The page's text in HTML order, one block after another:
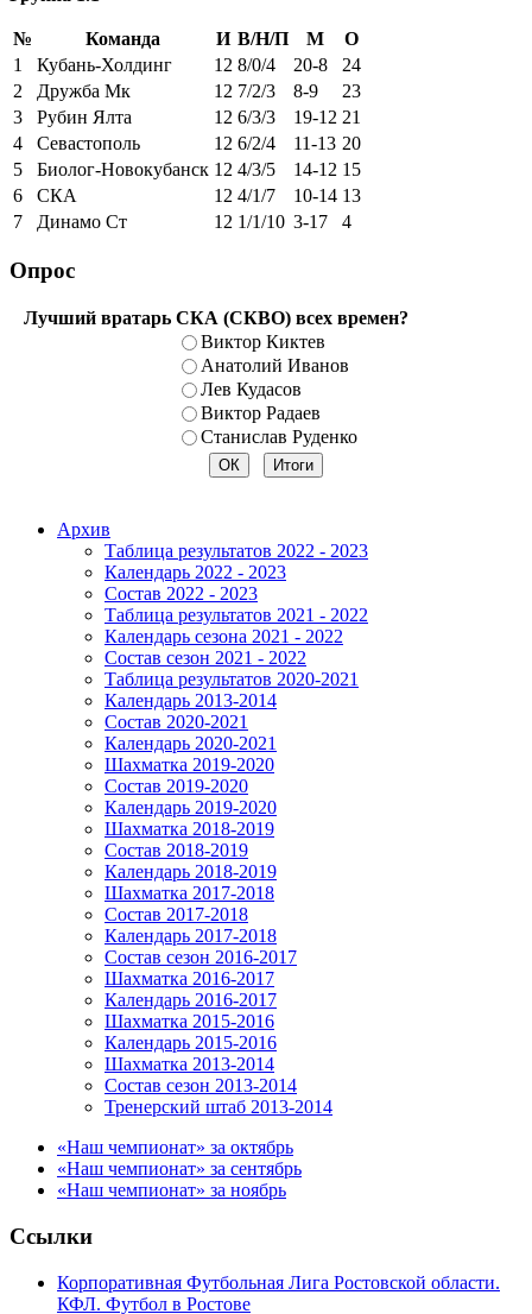
№ Команда И В/Н/П М
О
1
Кубань-Холдинг 12 8/0/4 20-8
24
2
Дружба Мк 12 7/2/3 8-9
23
3
Рубин Ялта 12 6/3/3 19-12 21
4
Севастополь 12 6/2/4 11-13 20
5
Биолог-Новокубанск 12 4/3/5 14-12 15
6
СКА 12 4/1/7 10-14 13
7
Динамо Ст 12 1/1/10 3-17 4
Опрос
Лучший вратарь СКА (СКВО) всех времен?
Виктор Киктев
Анатолий Иванов
Лев Кудасов
Виктор Радаев
Станислав Руденко
Архив
Таблица результатов 2022 - 2023
Календарь 2022 - 2023
Состав 2022 - 2023
Таблица результатов 2021 - 2022
Календарь сезона 2021 - 2022
Состав сезон 2021 - 2022
Таблица результатов 2020-2021
Календарь 2013-2014
Состав 2020-2021
Календарь 2020-2021
Шахматка 2019-2020
Состав 2019-2020
Календарь 2019-2020
Шахматка 2018-2019
Состав 2018-2019
Календарь 2018-2019
Шахматка 2017-2018
Состав 2017-2018
Календарь 2017-2018
Состав сезон 2016-2017
Шахматка 2016-2017
Календарь 2016-2017
Шахматка 2015-2016
Календарь 2015-2016
Шахматка 2013-2014
Состав сезон 2013-2014
Тренерский штаб 2013-2014
«Наш чемпионат» за октябрь
«Наш чемпионат» за сентябрь
«Наш чемпионат» за ноябрь
Ссылки
Корпоративная Футбольная Лига Ростовской области.
КФЛ. Футбол в Ростове